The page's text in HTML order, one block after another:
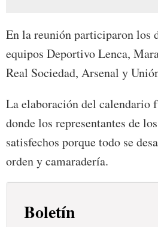
En la reunión participaron los
equipos Deportivo Lenca,
Real Sociedad, Arsenal y
La elaboración del calendario
donde los representantes de
satisfechos porque todo se
orden y camaradería.
Boletín